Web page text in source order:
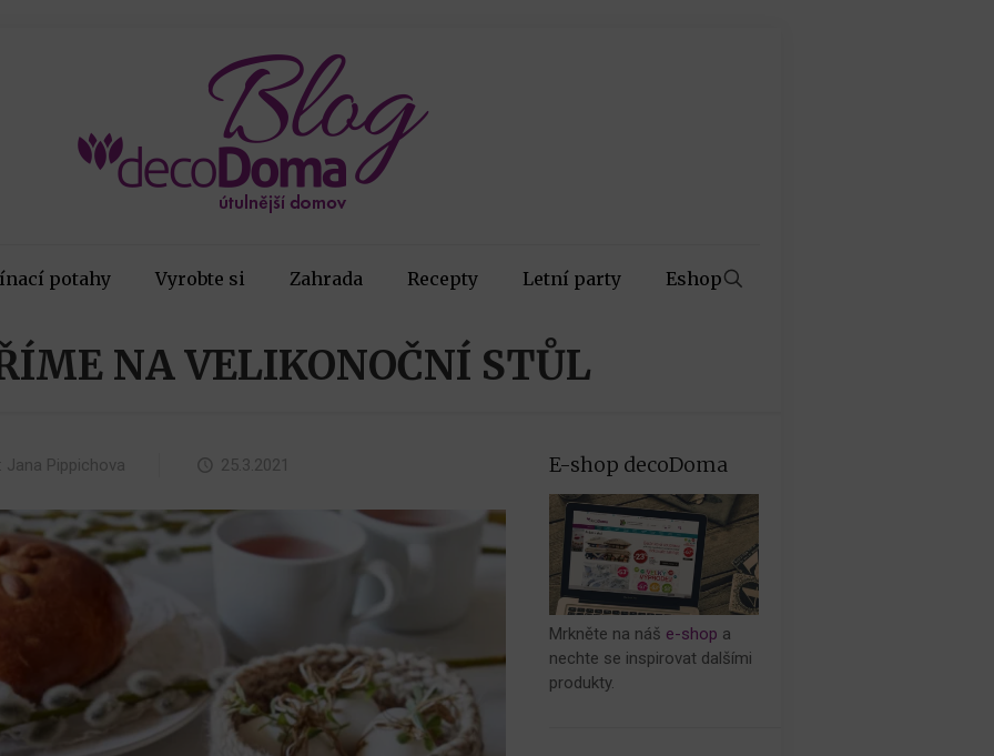
potahy Vyrobte si Zahrada Recepty Letní party Eshop
NA VELIKONOČNÍ STŮL
Jana Pippichova 25.3.2021 E-shop decoDoma
Mrkněte na náš e-shop a
nechte se inspirovat dalšími
produkty.